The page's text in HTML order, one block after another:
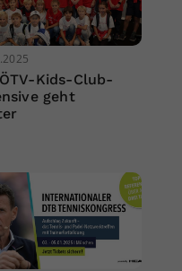
Kids-Club-
geht